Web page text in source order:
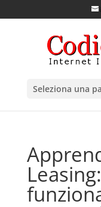
Seleziona una